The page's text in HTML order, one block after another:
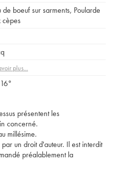
de boeuf sur sarments, Poularde
cèpes
plus...
16°
présentent les
concerné.
millésime.
un droit d'auteur. Il est interdit
préalablement la